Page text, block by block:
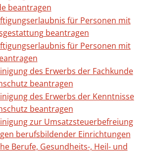
beantragen
für Personen mit
beantragen
für Personen mit
des Erwerbs der Fachkunde
beantragen
des Erwerbs der Kenntnisse
beantragen
zur Umsatzsteuerbefreiung
berufsbildender Einrichtungen
Berufe, Gesundheits-, Heil- und